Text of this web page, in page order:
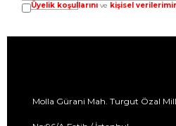
Üyelik koşullarını ve kişisel
Molla Gürani Mah. Turgut Özal